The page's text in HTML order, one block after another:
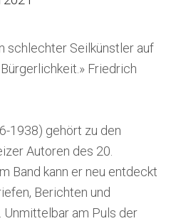
schlechter Seilkünstler auf
Friedrich
1938) gehört zu den
Autoren des 20.
Band kann er neu entdeckt
Berichten und
am Puls der